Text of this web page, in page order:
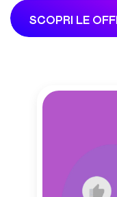
SCOPRI LE